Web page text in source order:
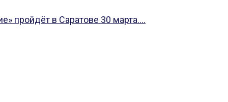
пройдёт в Саратове 30 марта....